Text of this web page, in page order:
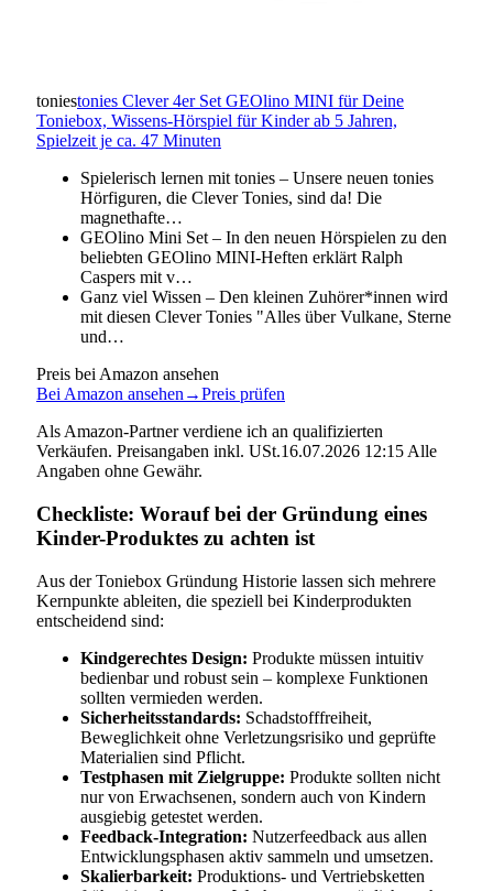
toniestonies Clever 4er Set GEOlino MINI für Deine
Toniebox, Wissens-Hörspiel für Kinder ab 5 Jahren,
Spielzeit je ca. 47 Minuten
Spielerisch lernen mit tonies – Unsere neuen tonies
Hörfiguren, die Clever Tonies, sind da! Die
magnethafte…
GEOlino Mini Set – In den neuen Hörspielen zu den
beliebten GEOlino MINI-Heften erklärt Ralph
Caspers mit v…
Ganz viel Wissen – Den kleinen Zuhörer*innen wird
mit diesen Clever Tonies "Alles über Vulkane, Sterne
und…
Preis bei Amazon ansehen
Bei Amazon ansehen →Preis prüfen
Als Amazon-Partner verdiene ich an qualifizierten
Verkäufen. Preisangaben inkl. USt.16.07.2026 12:15 Alle
Angaben ohne Gewähr.
Checkliste: Worauf bei der Gründung eines
Kinder-Produktes zu achten ist
Aus der Toniebox Gründung Historie lassen sich mehrere
Kernpunkte ableiten, die speziell bei Kinderprodukten
entscheidend sind:
Kindgerechtes Design: Produkte müssen intuitiv
bedienbar und robust sein – komplexe Funktionen
sollten vermieden werden.
Sicherheitsstandards: Schadstofffreiheit,
Beweglichkeit ohne Verletzungsrisiko und geprüfte
Materialien sind Pflicht.
Testphasen mit Zielgruppe: Produkte sollten nicht
nur von Erwachsenen, sondern auch von Kindern
ausgiebig getestet werden.
Feedback-Integration: Nutzerfeedback aus allen
Entwicklungsphasen aktiv sammeln und umsetzen.
Skalierbarkeit: Produktions- und Vertriebsketten